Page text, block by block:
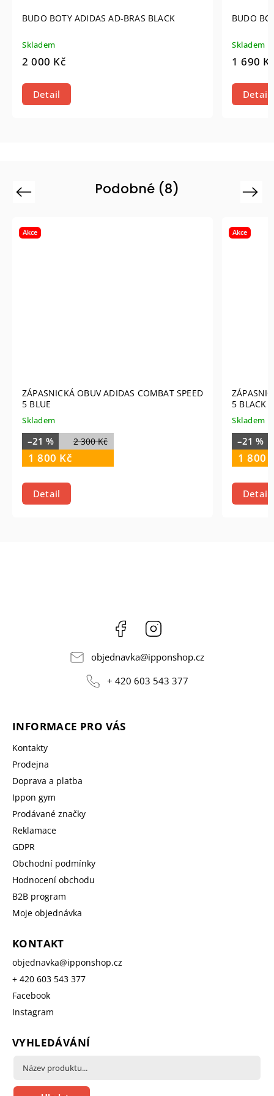
BUDO BOTY ADIDAS AD-BRAS BLACK
Skladem
2 000 Kč
Detail
BUDO
Skladem
1 690
Detail
Podobné (8)
Previous
Akce
ZÁPASNICKÁ OBUV ADIDAS COMBAT SPEED
5 BLUE
Skladem
2 300 Kč
–21 %
1 800 Kč
Detail
Akce
5 BLACK
Skladem
–21 %
1 800
Detail
Next
Facebook
objednavka@ipponshop.cz
+ 420 603 543 377
INFORMACE PRO VÁS
Kontakty
Prodejna
Doprava a platba
Ippon gym
Prodávané značky
Reklamace
GDPR
Obchodní podmínky
Hodnocení obchodu
B2B program
Moje objednávka
KONTAKT
objednavka@ipponshop.cz
+ 420 603 543 377
Facebook
Instagram
VYHLEDÁVÁNÍ